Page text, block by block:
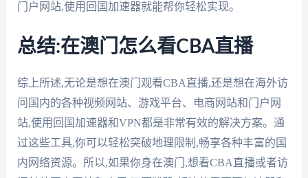
门户网站,使用回国加速器就能帮你轻松实现。
总结:在澳门怎么看CBA直播
综上所述,无论是想在澳门观看CBA直播,还是想在海外访
问国内的各种视频网站、游戏平台、电商网站和门户网
站,使用回国加速器和VPN都是非常有效的解决方案。通
过这些工具,你可以轻松突破地理限制,畅享各种丰富的国
内网络资源。所以,如果你身在澳门,想看CBA直播或者访